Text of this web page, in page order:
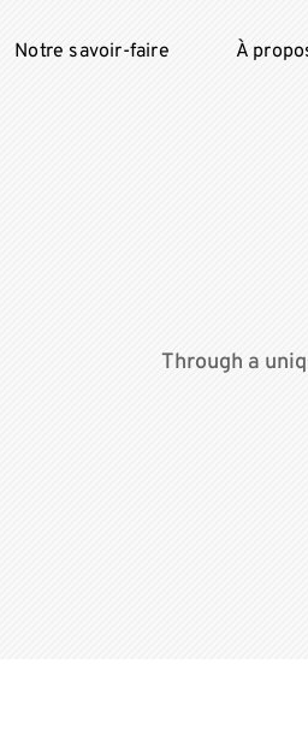
Notre savoir-faire À
Through a